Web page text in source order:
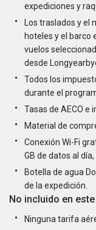
expediciones y
Los traslados y el
hoteles y el barco
vuelos
desde
Todos los
durante el
Tasas de AECO
Material de
Conexión Wi-Fi
GB de datos al
Botella de agua
de la expedición.
No incluido en
Ninguna tarifa